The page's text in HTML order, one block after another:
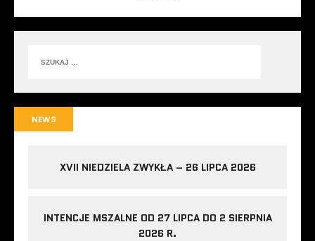
NEWS
XVII NIEDZIELA ZWYKŁA – 26 LIPCA 2026
INTENCJE MSZALNE OD 27 LIPCA DO 2 SIERPNIA
2026 R.